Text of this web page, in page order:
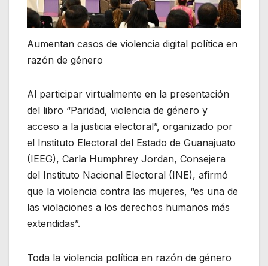
Aumentan casos de violencia digital política en
razón de género
Al participar virtualmente en la presentación
del libro “Paridad, violencia de género y
acceso a la justicia electoral”, organizado por
el Instituto Electoral del Estado de Guanajuato
(IEEG), Carla Humphrey Jordan, Consejera
del Instituto Nacional Electoral (INE), afirmó
que la violencia contra las mujeres, “es una de
las violaciones a los derechos humanos más
extendidas”.
Toda la violencia política en razón de género